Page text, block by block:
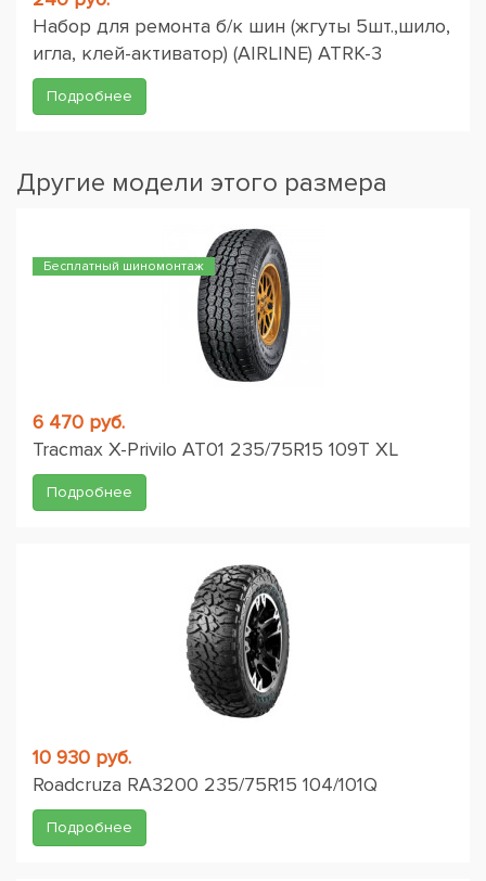
Набор для ремонта б/к шин (жгуты 5шт.,шило,
игла, клей-активатор) (AIRLINE) ATRK-3
Подробнее
Другие модели этого размера
Бесплатный шиномонтаж
6 470 руб.
Tracmax X-Privilo AT01 235/75R15 109T XL
Подробнее
10 930 руб.
Roadcruza RA3200 235/75R15 104/101Q
Подробнее